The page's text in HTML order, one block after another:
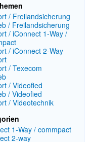
/ Freilandsicherung
/ Freilandsicherung
/ iConnect 1-Way /
/ iConnect 2-Way
/ Texecom
/ Videofied
/ Videofied
/ Videotechnik
1-Way / commpact
2-way